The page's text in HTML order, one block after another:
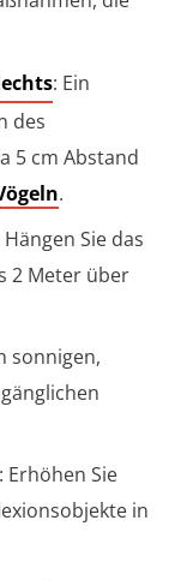
: Ein
des
5 cm Abstand
.
Hängen Sie das
2 Meter über
sonnigen,
: Erhöhen Sie
in